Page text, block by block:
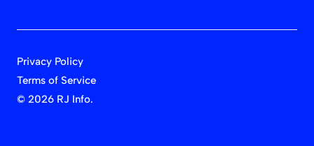
© 2026 RJ Info.
Privacy Policy
Terms of Service